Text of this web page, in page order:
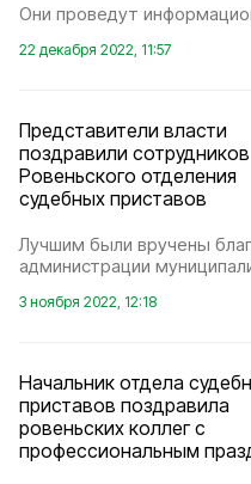
Они проведут
22 декабря 2022, 11:57
Представители власти
поздравили сотрудников
Ровеньского отделения
судебных приставов
Лучшим были вручены
администрации
3 ноября 2022, 12:18
Начальник отдела
приставов поздравила
ровеньских коллег с
профессиональным